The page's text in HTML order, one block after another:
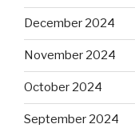
December 2024
November 2024
October 2024
September 2024